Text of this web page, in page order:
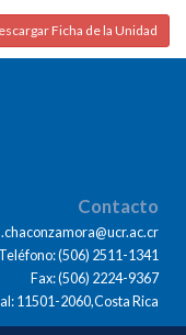
Ficha de la Unidad
Contacto
Teléfono: (506) 2511-1341
Fax: (506) 2224-9367
11501-2060,Costa Rica